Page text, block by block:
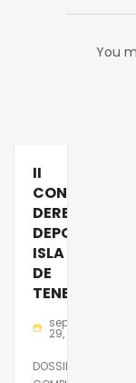
You
II
CONGRESO
DERECHO
DEPORTIVO
ISLA
DE
TENERIFE
septiembre
29, 2025
DOSSIER